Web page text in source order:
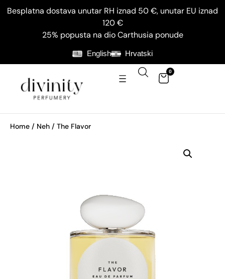
Besplatna dostava unutar RH iznad 50 €, unutar EU iznad
120 €
25% popusta na dio Carthusia ponude
English Hrvatski
0
Home / Neh / The Flavor